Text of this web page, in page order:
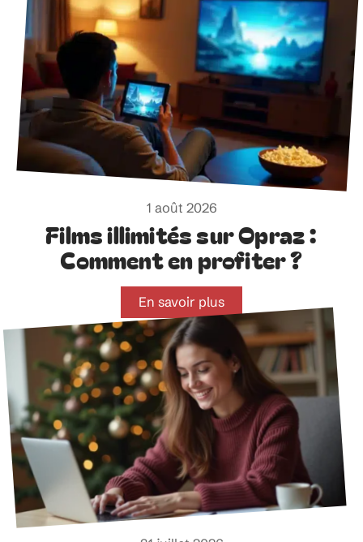
1 août 2026
Films illimités sur Opraz :
Comment en profiter ?
En savoir plus